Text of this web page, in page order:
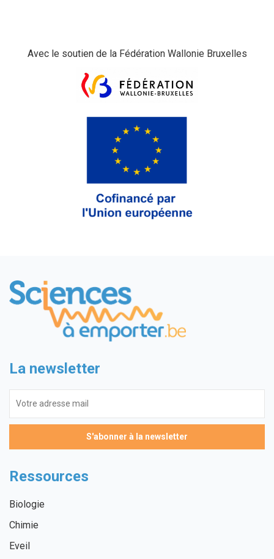
Avec le soutien de la Fédération Wallonie Bruxelles
La newsletter
Ressources
Biologie
Chimie
Eveil